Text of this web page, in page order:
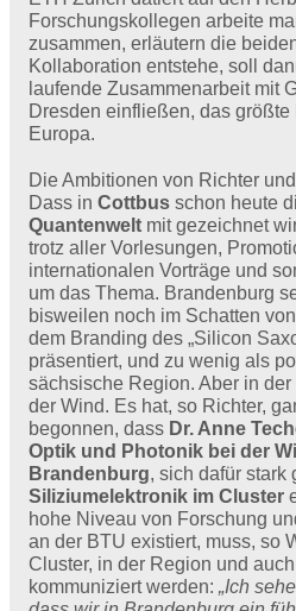
Forschungskollegen arbeite
zusammen, erläutern die
Kollaboration entstehe, soll
laufende Zusammenarbeit mit
Dresden einfließen, das
Europa.
Die Ambitionen von Richter
Dass in Cottbus schon heute
Quantenwelt mit gezeichnet
trotz aller Vorlesungen,
internationalen Vorträge und
um das Thema. Brandenburg
bisweilen noch im Schatten
dem Branding des „Silicon
präsentiert, und zu wenig als
sächsische Region. Aber in
der Wind. Es hat, so Richter,
begonnen, dass Dr. Anne
Optik und Photonik bei der
Brandenburg, sich dafür stark
Siliziumelektronik im Cluster
hohe Niveau von Forschung
an der BTU existiert, muss, so
Cluster, in der Region und
kommuniziert werden: „Ich